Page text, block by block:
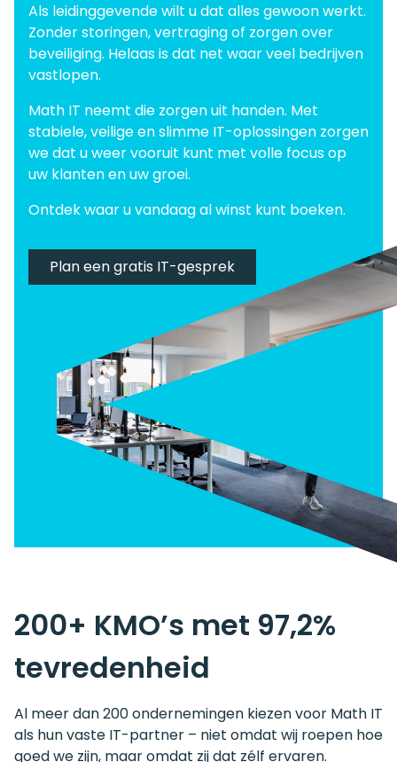
Als leidinggevende wilt u dat alles gewoon werkt.
Zonder storingen, vertraging of zorgen over
beveiliging. Helaas is dat net waar veel bedrijven
vastlopen.
Math IT neemt die zorgen uit handen. Met
stabiele, veilige en slimme IT-oplossingen zorgen
we dat u weer vooruit kunt met volle focus op
uw klanten en uw groei.
Ontdek waar u vandaag al winst kunt boeken.
Plan een gratis IT-gesprek
200+ KMO’s met 97,2%
tevredenheid
Al meer dan 200 ondernemingen kiezen voor Math IT
als hun vaste IT-partner – niet omdat wij roepen hoe
goed we zijn, maar omdat zij dat zélf ervaren.